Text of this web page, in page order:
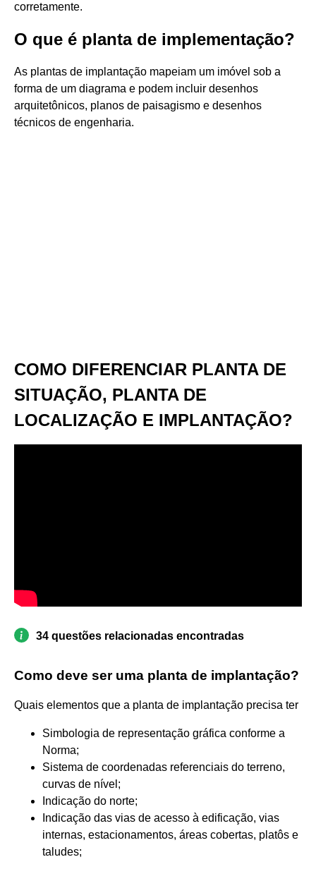
corretamente.
O que é planta de implementação?
As plantas de implantação mapeiam um imóvel sob a
forma de um diagrama e podem incluir desenhos
arquitetônicos, planos de paisagismo e desenhos
técnicos de engenharia.
COMO DIFERENCIAR PLANTA DE
SITUAÇÃO, PLANTA DE
LOCALIZAÇÃO E IMPLANTAÇÃO?
34 questões relacionadas encontradas
Como deve ser uma planta de implantação?
Quais elementos que a planta de implantação precisa ter
Simbologia de representação gráfica conforme a
Norma;
Sistema de coordenadas referenciais do terreno,
curvas de nível;
Indicação do norte;
Indicação das vias de acesso à edificação, vias
internas, estacionamentos, áreas cobertas, platôs e
taludes;